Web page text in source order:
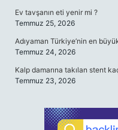
Ev tavşanın eti yenir mi ?
Temmuz 25, 2026
Adıyaman Türkiye’nin en
Temmuz 24, 2026
Kalp damarına takılan stent
Temmuz 23, 2026